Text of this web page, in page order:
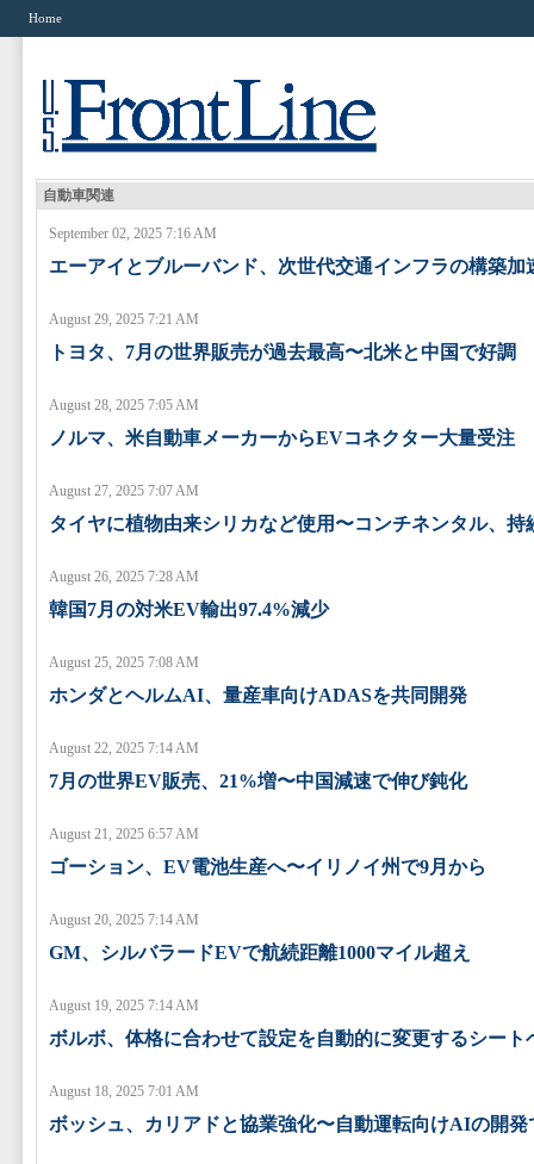
Home
自動車関連
September 02, 2025 7:16 AM
エーアイとブルーバンド、次世代交通インフラの構築加
August 29, 2025 7:21 AM
トヨタ、7月の世界販売が過去最高〜北米と中国で好調
August 28, 2025 7:05 AM
ノルマ、米自動車メーカーからEVコネクター大量受注
August 27, 2025 7:07 AM
タイヤに植物由来シリカなど使用〜コンチネンタル、持
August 26, 2025 7:28 AM
韓国7月の対米EV輸出97.4%減少
August 25, 2025 7:08 AM
ホンダとヘルムAI、量産車向けADASを共同開発
August 22, 2025 7:14 AM
7月の世界EV販売、21%増〜中国減速で伸び鈍化
August 21, 2025 6:57 AM
ゴーション、EV電池生産へ〜イリノイ州で9月から
August 20, 2025 7:14 AM
GM、シルバラードEVで航続距離1000マイル超え
August 19, 2025 7:14 AM
ボルボ、体格に合わせて設定を自動的に変更するシート
August 18, 2025 7:01 AM
ボッシュ、カリアドと協業強化〜自動運転向けAIの開発